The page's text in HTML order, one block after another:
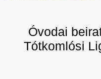
Óvodai
Tótkomlósi